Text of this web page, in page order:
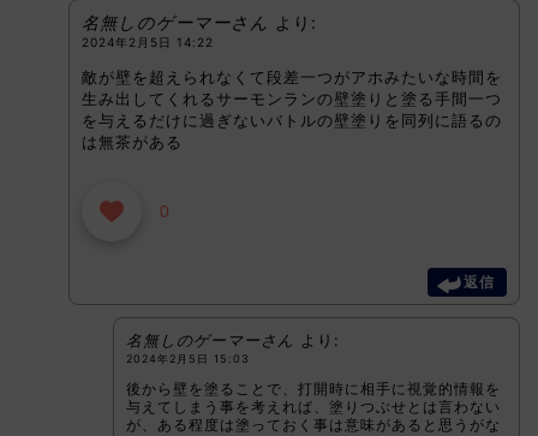
名無しのゲーマーさん より:
2024年2月5日 14:22
敵が壁を超えられなくて段差一つがアホみたいな時間を
生み出してくれるサーモンランの壁塗りと塗る手間一つ
を与えるだけに過ぎないバトルの壁塗りを同列に語るの
は無茶がある
0
返信
名無しのゲーマーさん より:
2024年2月5日 15:03
後から壁を塗ることで、打開時に相手に視覚的情報を
与えてしまう事を考えれば、塗りつぶせとは言わない
が、ある程度は塗っておく事は意味があると思うがな